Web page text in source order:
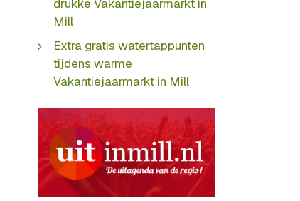
drukke Vakantiejaarmarkt in
Mill
Extra gratis watertappunten
tijdens warme
Vakantiejaarmarkt in Mill